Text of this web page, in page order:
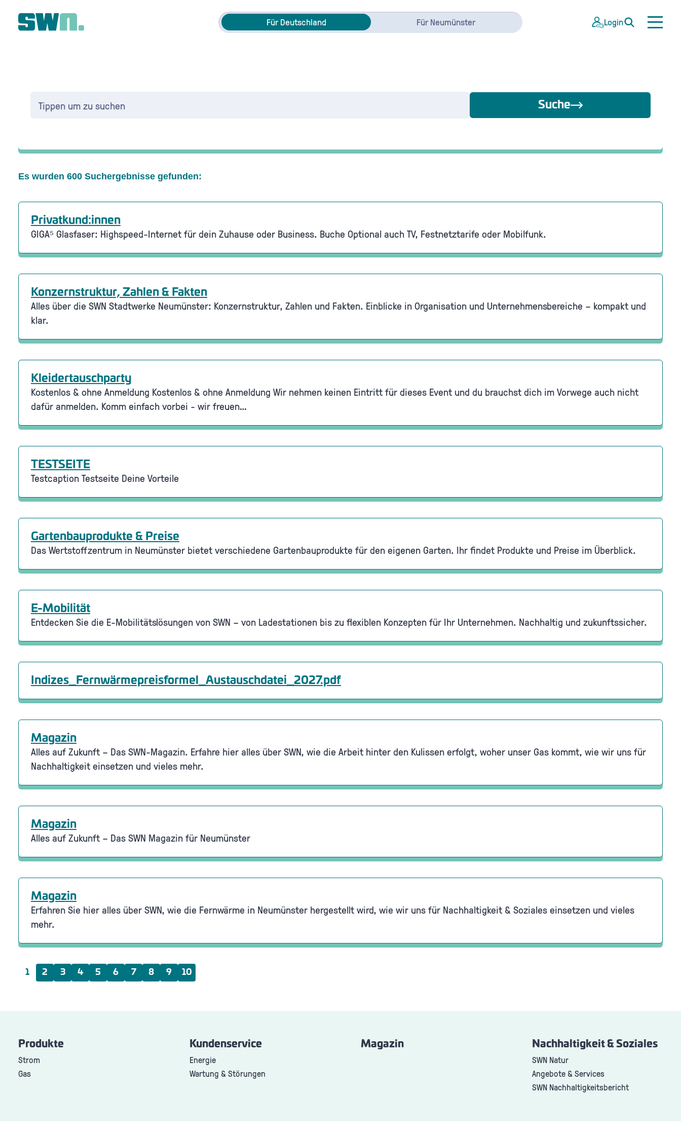
Für Deutschland Für Neumünster Login
Suche
Es wurden 600 Suchergebnisse gefunden:
Privatkund:innen
GIGA⁵ Glasfaser: Highspeed-Internet für dein Zuhause oder Business. Buche Optional auch TV, Festnetztarife oder Mobilfunk.
Konzernstruktur, Zahlen & Fakten
Alles über die SWN Stadtwerke Neumünster: Konzernstruktur, Zahlen und Fakten. Einblicke in Organisation und Unternehmensbereiche – kompakt und
klar.
Kleidertauschparty
Kostenlos & ohne Anmeldung Kostenlos & ohne Anmeldung Wir nehmen keinen Eintritt für dieses Event und du brauchst dich im Vorwege auch nicht
dafür anmelden. Komm einfach vorbei - wir freuen…
TESTSEITE
Testcaption Testseite Deine Vorteile
Gartenbauprodukte & Preise
Das Wertstoffzentrum in Neumünster bietet verschiedene Gartenbauprodukte für den eigenen Garten. Ihr findet Produkte und Preise im Überblick.
E-Mobilität
Entdecken Sie die E-Mobilitätslösungen von SWN – von Ladestationen bis zu flexiblen Konzepten für Ihr Unternehmen. Nachhaltig und zukunftssicher.
Indizes_Fernwärmepreisformel_Austauschdatei_2027.pdf
Magazin
Alles auf Zukunft – Das SWN-Magazin. Erfahre hier alles über SWN, wie die Arbeit hinter den Kulissen erfolgt, woher unser Gas kommt, wie wir uns für
Nachhaltigkeit einsetzen und vieles mehr.
Magazin
Alles auf Zukunft – Das SWN Magazin für Neumünster
Magazin
Erfahren Sie hier alles über SWN, wie die Fernwärme in Neumünster hergestellt wird, wie wir uns für Nachhaltigkeit & Soziales einsetzen und vieles
mehr.
1 2 3 4 5 6 7 8 9 10
Produkte
Strom
Gas
Kundenservice
Energie
Wartung & Störungen
Magazin Nachhaltigkeit & Soziales
SWN Natur
Angebote & Services
SWN Nachhaltigkeitsbericht